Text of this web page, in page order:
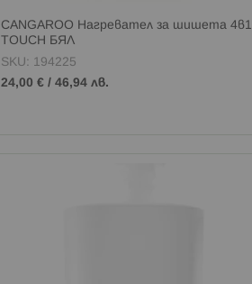
CANGAROO Нагревател за шишета 4в1
TOUCH БЯЛ
SKU: 194225
24,00 € /46,94 лв.